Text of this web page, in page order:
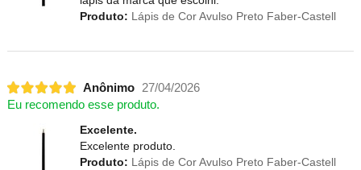
Produto: Lápis de Cor Avulso Preto Faber-Castell
Anônimo
27/04/2026
Eu recomendo esse produto.
Excelente.
Excelente produto.
Produto: Lápis de Cor Avulso Preto Faber-Castell